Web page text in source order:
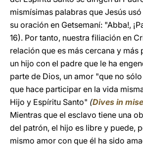
mismísimas palabras que Jesús
su oración en Getsemaní: "Abba!,
16). Por tanto, nuestra filiación en
relación que es más cercana y más
un hijo con el padre que le ha
parte de Dios, un amor "que no
que hace participar en la vida
Hijo y Espíritu Santo" (Dives in
Mientras que el esclavo tiene una
del patrón, el hijo es libre y puede,
mismo amor con que él ha sido